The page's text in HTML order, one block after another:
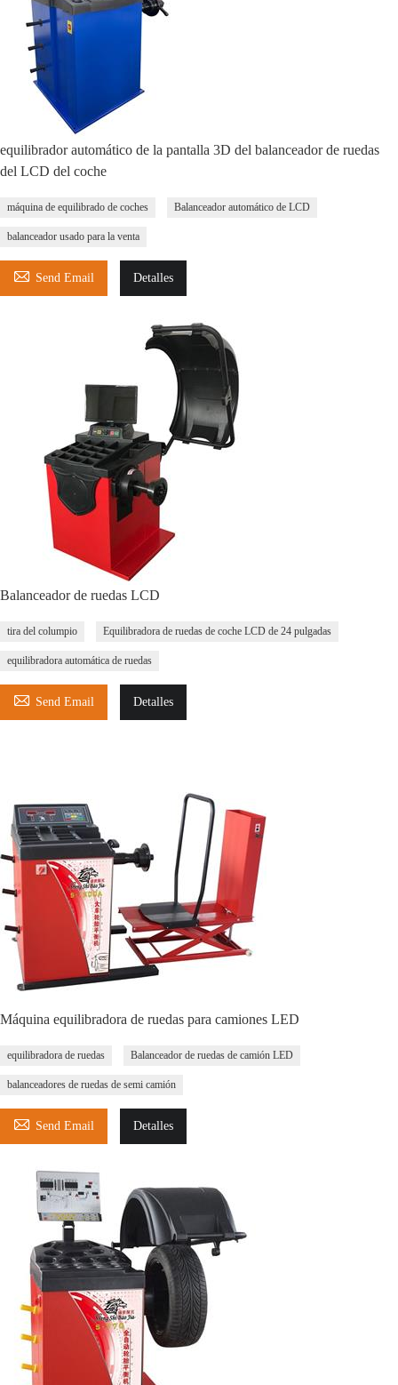
equilibrador automático de la pantalla 3D del balanceador de ruedas
del LCD del coche
máquina de equilibrado de coches Balanceador automático de LCD
balanceador usado para la venta
 Send Email Detalles
Balanceador de ruedas LCD
tira del columpio Equilibradora de ruedas de coche LCD de 24 pulgadas
equilibradora automática de ruedas
 Send Email Detalles
Máquina equilibradora de ruedas para camiones LED
equilibradora de ruedas Balanceador de ruedas de camión LED
balanceadores de ruedas de semi camión
 Send Email Detalles